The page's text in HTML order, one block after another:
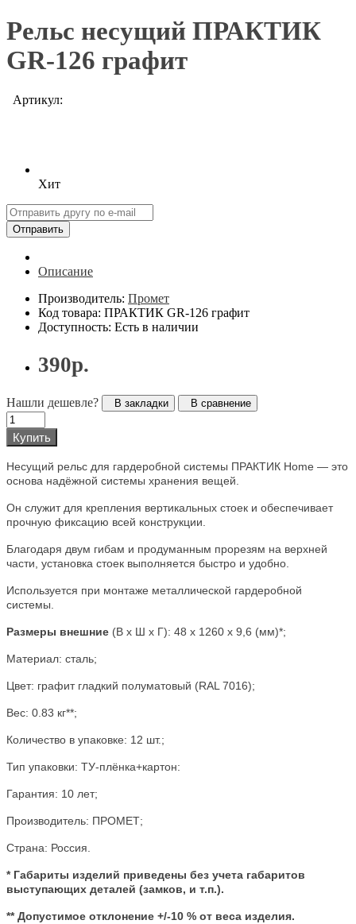
Рельс несущий ПРАКТИК
GR-126 графит
Артикул:
Хит
Отправить
Описание
Производитель: Промет
Код товара: ПРАКТИК GR-126 графит
Доступность: Есть в наличии
390р.
Нашли дешевле? В закладки В сравнение
Купить
Несущий рельс для гардеробной системы ПРАКТИК Home — это
основа надёжной системы хранения вещей.
Он служит для крепления вертикальных стоек и обеспечивает
прочную фиксацию всей конструкции.
Благодаря двум гибам и продуманным прорезям на верхней
части, установка стоек выполняется быстро и удобно.
Используется при монтаже металлической гардеробной
системы.
Размеры внешние (В х Ш х Г): 48 x 1260 x 9,6 (мм)*;
Материал: сталь;
Цвет: графит гладкий полуматовый (RAL 7016);
Вес: 0.83 кг**;
Количество в упаковке: 12 шт.;
Тип упаковки: ТУ-плёнка+картон:
Гарантия: 10 лет;
Производитель: ПРОМЕТ;
Страна: Россия.
* Габариты изделий приведены без учета габаритов
выступающих деталей (замков, и т.п.).
** Допустимое отклонение +/-10 % от веса изделия.